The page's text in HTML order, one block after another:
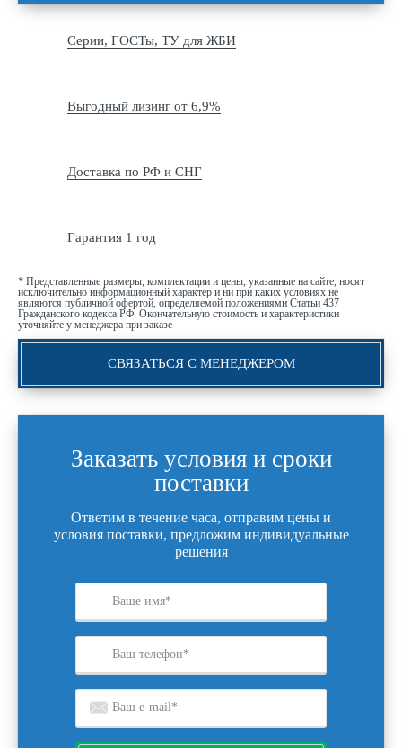
Серии, ГОСТы, ТУ для ЖБИ
Выгодный лизинг от 6,9%
Доставка по РФ и СНГ
Гарантия 1 год
* Представленные размеры, комплектации и цены, указанные на сайте, носят
исключительно информационный характер и ни при каких условиях не
являются публичной офертой, определяемой положениями Статьи 437
Гражданского кодекса РФ. Окончательную стоимость и характеристики
уточняйте у менеджера при заказе
СВЯЗАТЬСЯ С МЕНЕДЖЕРОМ
Заказать условия и сроки
поставки
Ответим в течение часа, отправим цены и
условия поставки, предложим индивидуальные
решения